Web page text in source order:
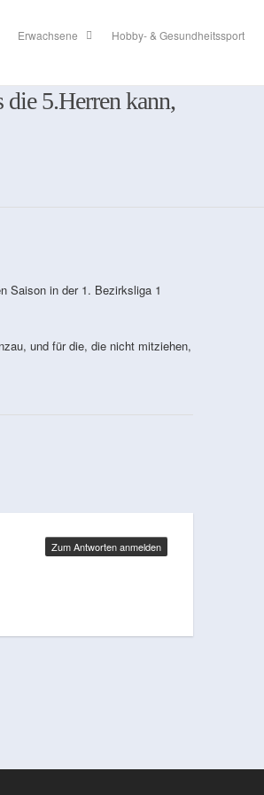
Erwachsene Hobby- & Gesundheitssport
5.Herren kann,
Saison in der 1. Bezirksliga 1
und für die, die nicht mitziehen,
Zum Antworten anmelden